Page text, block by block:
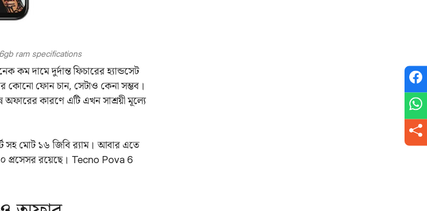
ram specifications
কম দামে দুর্দান্ত ফিচারের হ্যান্ডসেট
কোনো ফোন চান, সেটাও কেনা সম্ভব।
কারণে এটি এখন সাশ্রয়ী মূল্যে
সহ মোট ১৬ জিবি র‌্যাম। আবার এতে
প্রসেসর রয়েছে। Tecno Pova 6